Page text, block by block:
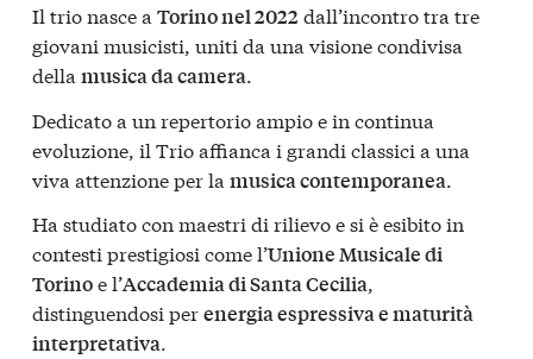
Il trio nasce a Torino nel 2022 dall’incontro tra tre
giovani musicisti, uniti da una visione condivisa
della musica da camera.
Dedicato a un repertorio ampio e in continua
evoluzione, il Trio affianca i grandi classici a una
viva attenzione per la musica contemporanea.
Ha studiato con maestri di rilievo e si è esibito in
contesti prestigiosi come l’Unione Musicale di
Torinoe l’Accademia di Santa Cecilia,
distinguendosi perenergia espressiva e maturità
interpretativa.